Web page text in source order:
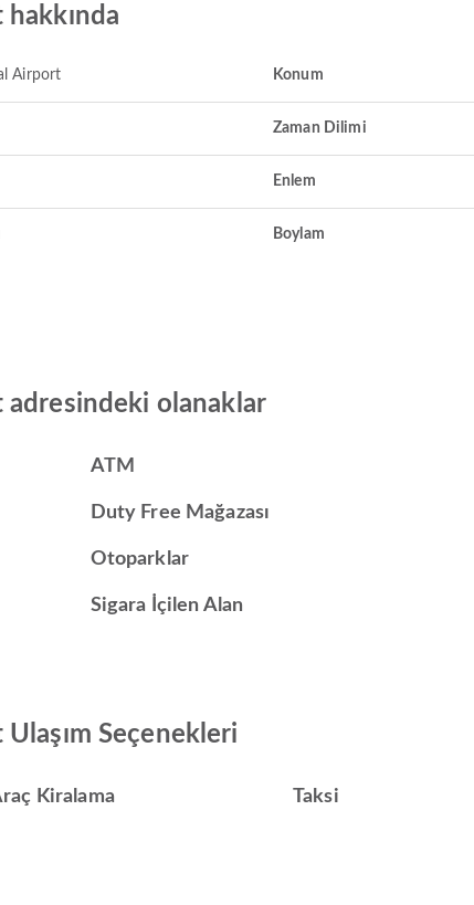
Airport Konum
Zaman Dilimi
Enlem
Boylam
olanaklar
ATM
Duty Free Mağazası
Otoparklar
Sigara İçilen Alan
Seçenekleri
Kiralama Taksi